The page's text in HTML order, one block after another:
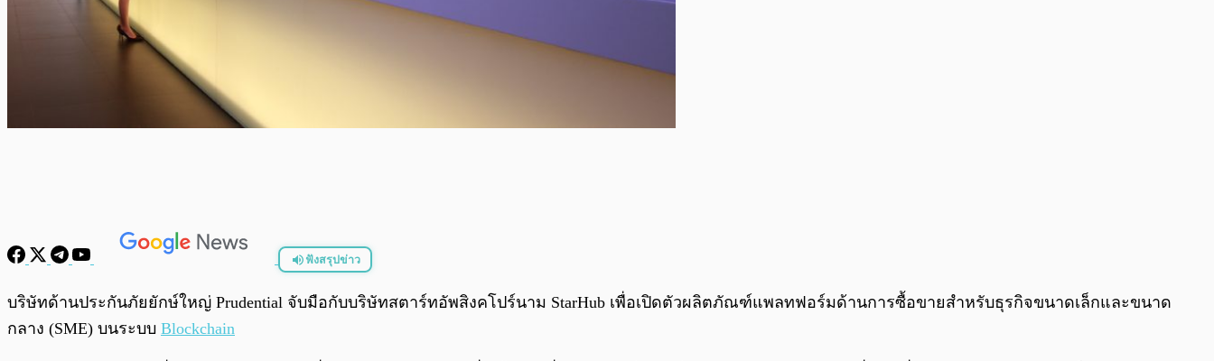
ฟังสรุปข่าว
พร้อมเล่น 0:00
บริษัทด้านประกันภัยยักษ์ใหญ่ Prudential จับมือกับบริษัทสตาร์ทอัพสิงคโปร์นาม StarHub เพื่อเปิดตัวผลิตภัณฑ์แพลทฟอร์มด้านการซื้อขายสำหรับธุรกิจขนาดเล็กและขนาด
กลาง (SME) บนระบบ Blockchain